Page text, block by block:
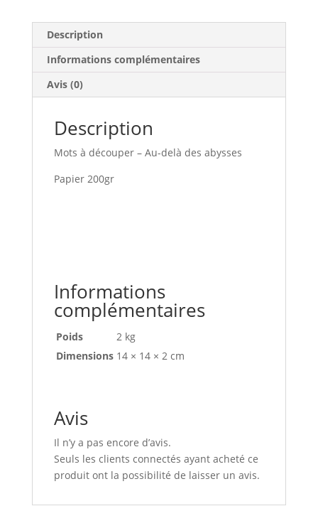
Description
Informations complémentaires
Avis (0)
Description
Mots à découper – Au-delà des abysses
Papier 200gr
Informations
complémentaires
Poids
2 kg
Dimensions 14 × 14 × 2 cm
Avis
Il n’y a pas encore d’avis.
Seuls les clients connectés ayant acheté ce
produit ont la possibilité de laisser un avis.